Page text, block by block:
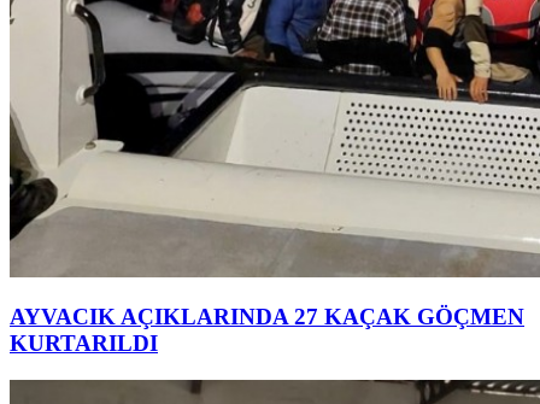
AYVACIK AÇIKLARINDA 27 KAÇAK GÖÇMEN
KURTARILDI